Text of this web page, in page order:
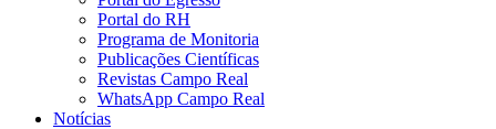
Portal do RH
Programa de Monitoria
Publicações Científicas
Revistas Campo Real
WhatsApp Campo Real
Notícias